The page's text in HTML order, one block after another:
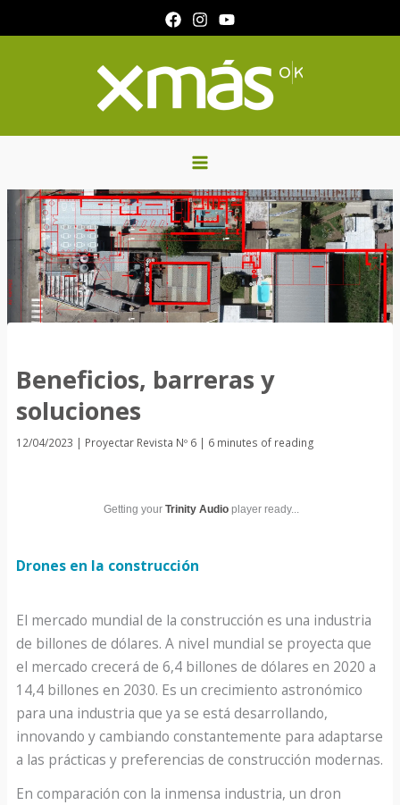
al
Beneficios, barreras y
soluciones
12/04/2023 | Proyectar Revista Nº 6 | 6 minutes of reading
Getting your Trinity Audioplayer ready...
Drones en la construcción
El mercado mundial de la construcción es una industria
de billones de dólares. A nivel mundial se proyecta que
el mercado crecerá de 6,4 billones de dólares en 2020 a
14,4 billones en 2030. Es un crecimiento astronómico
para una industria que ya se está desarrollando,
innovando y cambiando constantemente para adaptarse
a las prácticas y preferencias de construcción modernas.
En comparación con la inmensa industria, un dron